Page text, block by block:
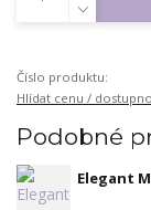
Číslo produktu:
Hlídat cenu /
Podobné
Elegant